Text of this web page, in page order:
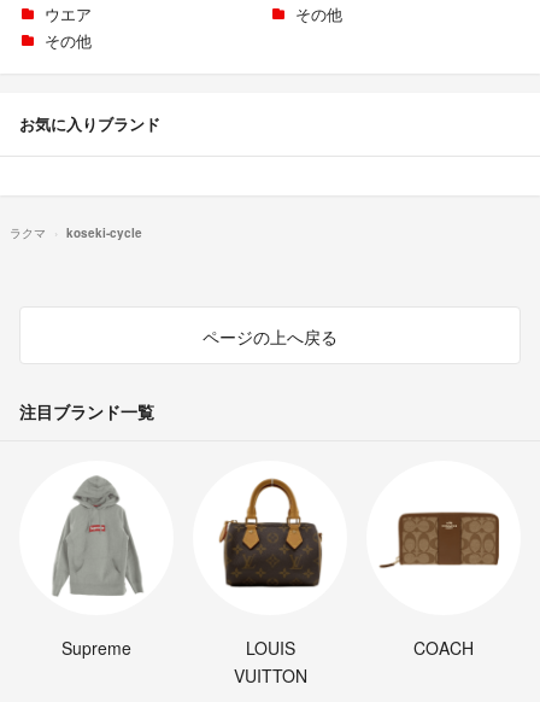
ウエア
その他
その他
お気に入りブランド
ラクマ koseki-cycle
ページの上へ戻る
注目ブランド一覧
Supreme
LOUIS
VUITTON
COACH